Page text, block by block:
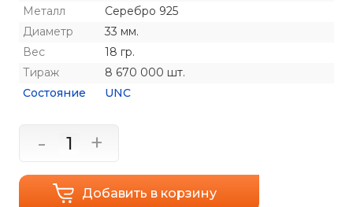
Металл
Серебро 925
Диаметр
33 мм.
Вес
18 гр.
Тираж
8 670 000 шт.
Состояние
UNC
- +
Добавить в корзину